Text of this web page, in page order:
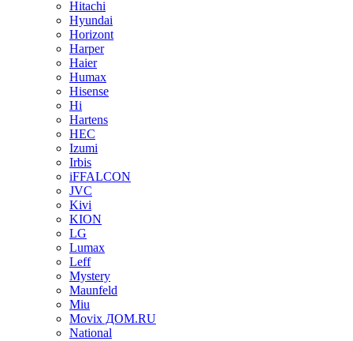
Hitachi
Hyundai
Horizont
Harper
Haier
Humax
Hisense
Hi
Hartens
HEC
Izumi
Irbis
iFFALCON
JVC
Kivi
KION
LG
Lumax
Leff
Mystery
Maunfeld
Miu
Movix ДОМ.RU
National